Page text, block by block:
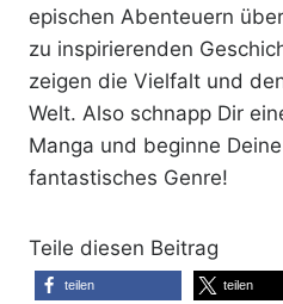
epischen Abenteuern
zu inspirierenden
zeigen die Vielfalt und
Welt. Also schnapp Dir
Manga und beginne
fantastisches Genre!
Teile diesen Beitrag
teilen teilen